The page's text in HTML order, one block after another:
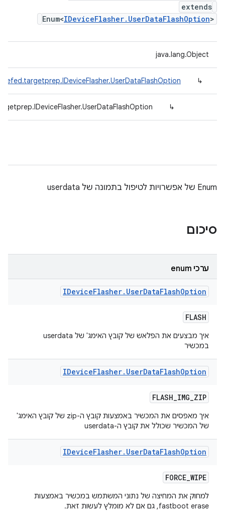
extends
Enum<IDeviceFlasher.UserDataFlashOption>
java.lang.Object
↳
↳
Enum של אפשרויות לטיפול בתמונה של userdata
סיכום
ערכי enum
IDeviceFlasher. UserDataFlashOption
FLASH
איך מבצעים את הפלאש של קובץ האימג' של userdata
במכשיר
IDeviceFlasher. UserDataFlashOption
FLASH_IMG_ZIP
איך מאפסים את המכשיר באמצעות קובץ ה-zip של קובץ האימג'
של המכשיר שכולל את קובץ ה-userdata
IDeviceFlasher. UserDataFlashOption
FORCE_WIPE
למחוק את המחיצה של נתוני המשתמש במכשיר באמצעות
fastboot erase, גם אם לא מומלץ לעשות זאת.